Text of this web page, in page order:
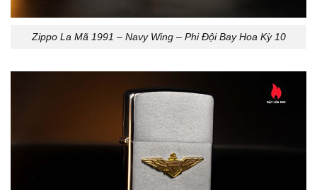
Zippo La Mã 1991 – Navy Wing – Phi Đội Bay Hoa Kỳ 10